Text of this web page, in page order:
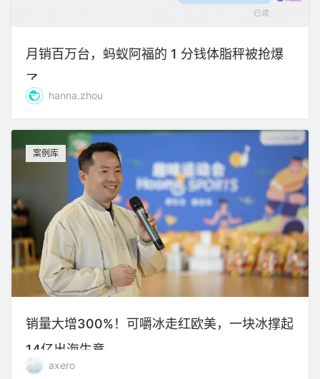
月销百万台，蚂蚁阿福的 1 分钱体脂秤被抢爆
了
hanna.zhou
案例库
销量大增300%！可嚼冰走红欧美，一块冰撑起
14亿出海生意
axero